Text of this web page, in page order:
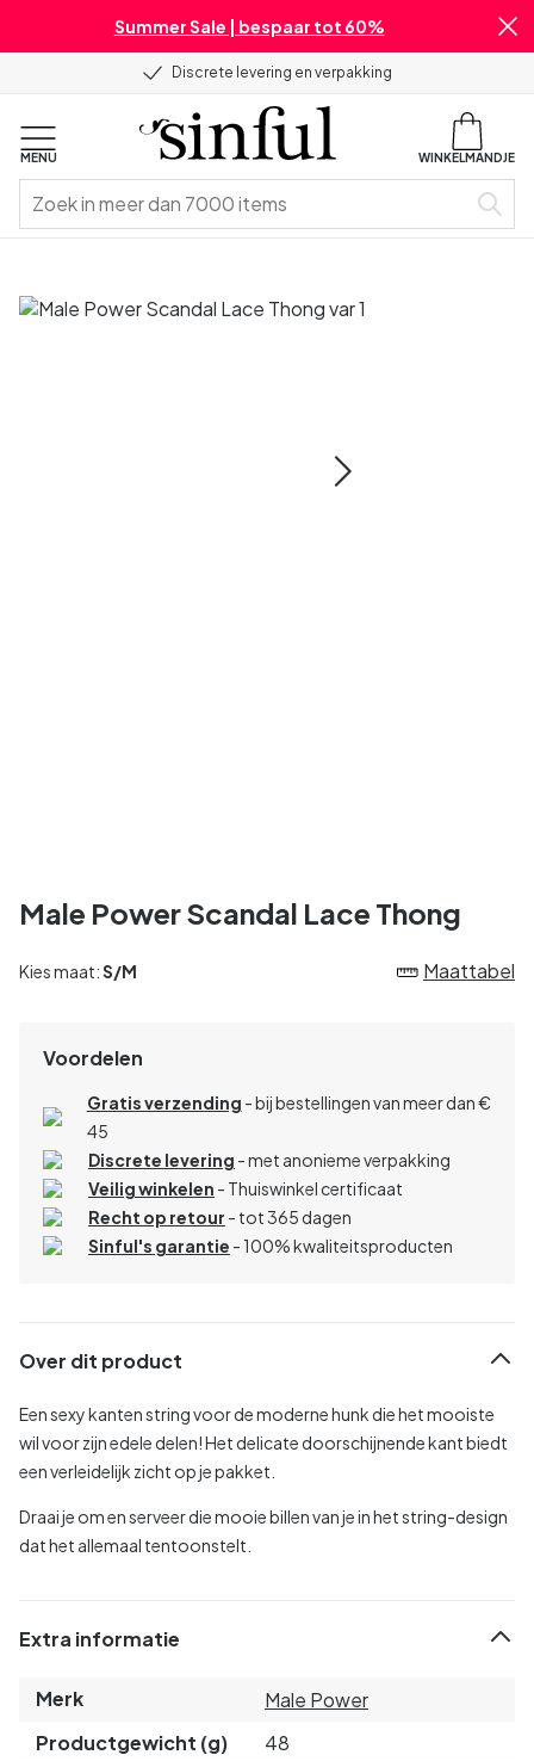
Summer Sale | bespaar tot 60%
Discrete levering en verpakking
MENU WINKELMANDJE
Male Power Scandal Lace Thong
Kies maat:S/M Maattabel
Voordelen
Gratis verzending - bij bestellingen van meer dan €
45
Discrete levering - met anonieme verpakking
Veilig winkelen - Thuiswinkel certificaat
Recht op retour - tot 365 dagen
Sinful's garantie - 100% kwaliteitsproducten
Over dit product
Een sexy kanten string voor de moderne hunk die het mooiste
wil voor zijn edele delen! Het delicate doorschijnende kant biedt
een verleidelijk zicht op je pakket.
Draai je om en serveer die mooie billen van je in het string-design
dat het allemaal tentoonstelt.
Extra informatie
Merk
Male Power
Productgewicht (g)
48